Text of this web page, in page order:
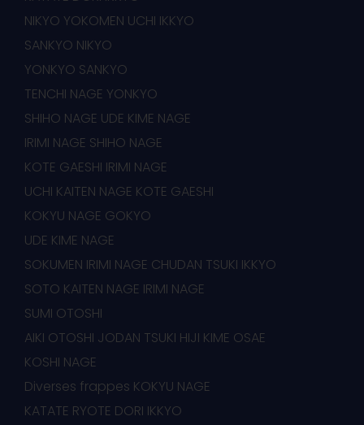
NIKYO YOKOMEN UCHI IKKYO
SANKYO NIKYO
YONKYO SANKYO
TENCHI NAGE YONKYO
SHIHO NAGE UDE KIME NAGE
IRIMI NAGE SHIHO NAGE
KOTE GAESHI IRIMI NAGE
UCHI KAITEN NAGE KOTE GAESHI
KOKYU NAGE GOKYO
UDE KIME NAGE
SOKUMEN IRIMI NAGE CHUDAN TSUKI IKKYO
SOTO KAITEN NAGE IRIMI NAGE
SUMI OTOSHI
AIKI OTOSHI JODAN TSUKI HIJI KIME OSAE
KOSHI NAGE
Diverses frappes KOKYU NAGE
KATATE RYOTE DORI IKKYO